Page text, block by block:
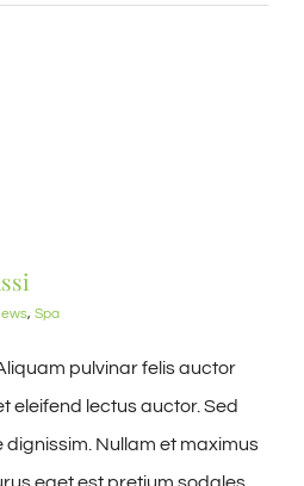
, Spa
pulvinar felis auctor
eleifend lectus auctor. Sed
Nullam et maximus